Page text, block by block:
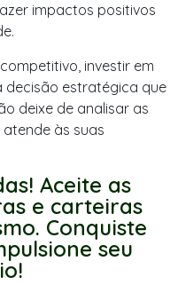
impactos positivos
investir em
decisão estratégica que
deixe de analisar as
às suas
Aceite as
e carteiras
Conquiste
seu